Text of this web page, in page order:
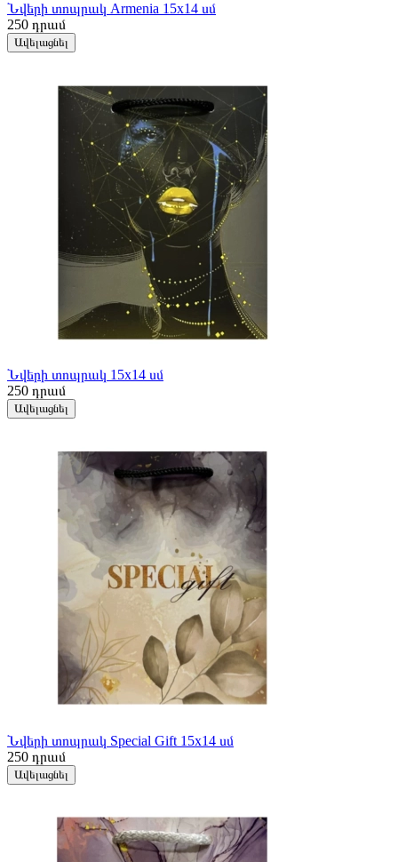
Նվերի տոպրակ Armenia 15x14 սմ
250 դրամ
Ավելացնել
Նվերի տոպրակ 15x14 սմ
250 դրամ
Ավելացնել
Նվերի տոպրակ Special Gift 15x14 սմ
250 դրամ
Ավելացնել